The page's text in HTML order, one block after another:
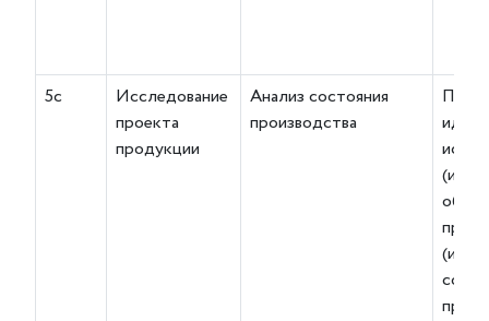
5с
Исследование
проекта
продукции
Анализ состояния
производства
(или)